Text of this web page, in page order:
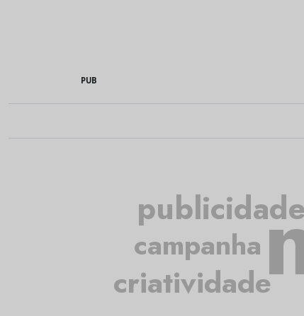
PUB
publicidade
criatividade
campanha